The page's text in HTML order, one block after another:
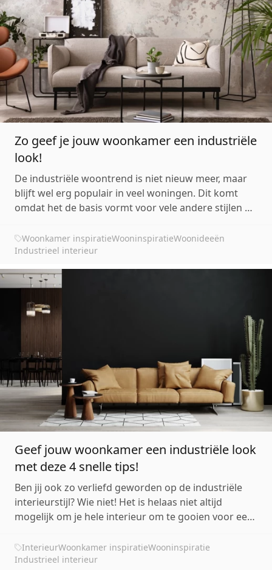
Zo geef je jouw woonkamer een industriële
look!
De industriële woontrend is niet nieuw meer, maar
blijft wel erg populair in veel woningen. Dit komt
omdat het de basis vormt voor vele andere stijlen en
een industrieel interieur zijn de robuuste materialen
en stoere uitstraling. Ben jij benieuwd h...
Woonkamer inspiratieWooninspiratieWoonideeën
Industrieel interieur
Geef jouw woonkamer een industriële look
met deze 4 snelle tips!
Ben jij ook zo verliefd geworden op de industriële
interieurstijl? Wie niet! Het is helaas niet altijd
mogelijk om je hele interieur om te gooien voor een
aantal tips om op een eenvoudige manier jouw
woonkamer een industriële look te geven.
InterieurWoonkamer inspiratieWooninspiratie
Industrieel interieur